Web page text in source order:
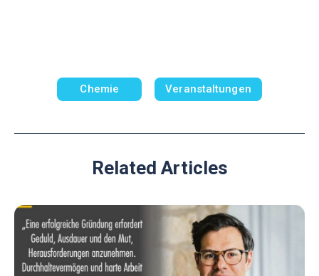
Chemie Veranstaltungen
Related Articles